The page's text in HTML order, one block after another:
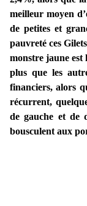
meilleur moyen
de petites et
pauvreté ces
monstre jaune est
plus que les
financiers, alors
récurrent,
de gauche et de
bousculent aux